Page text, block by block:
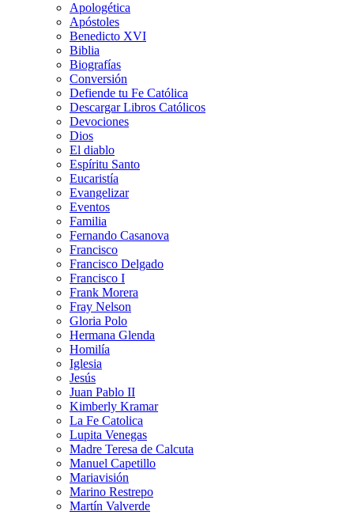
Apologética
Apóstoles
Benedicto XVI
Biblia
Biografías
Conversión
Defiende tu Fe Católica
Descargar Libros Católicos
Devociones
Dios
El diablo
Espíritu Santo
Eucaristía
Evangelizar
Eventos
Familia
Fernando Casanova
Francisco
Francisco Delgado
Francisco I
Frank Morera
Fray Nelson
Gloria Polo
Hermana Glenda
Homilía
Iglesia
Jesús
Juan Pablo II
Kimberly Kramar
La Fe Catolica
Lupita Venegas
Madre Teresa de Calcuta
Manuel Capetillo
Mariavisión
Marino Restrepo
Martín Valverde